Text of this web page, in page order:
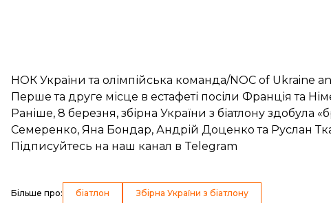
НОК України та олімпійська команда/NOC of Ukraine
Перше та друге місце в естафеті посіли Франція та
Раніше, 8 березня, збірна України з біатлону здобула
Семеренко, Яна Бондар, Андрій Доценко та Руслан
Підписуйтесь на наш канал в Telegram
Більше про: біатлон Збірна України з біатлону